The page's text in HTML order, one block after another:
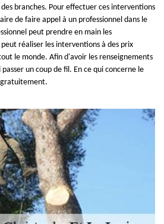
branches. Pour effectuer ces interventions
de faire appel à un professionnel dans le
peut prendre en main les
réaliser les interventions à des prix
le monde. Afin d'avoir les renseignements
un coup de fil. En ce qui concerne le
gratuitement.